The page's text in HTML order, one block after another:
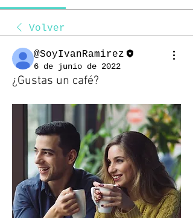
Volver
@SoyIvanRamirez
6 de junio de 2022
¿Gustas un café?